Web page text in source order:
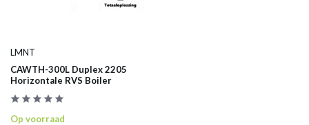
LMNT
CAWTH-300L Duplex 2205
Horizontale RVS Boiler
Op voorraad